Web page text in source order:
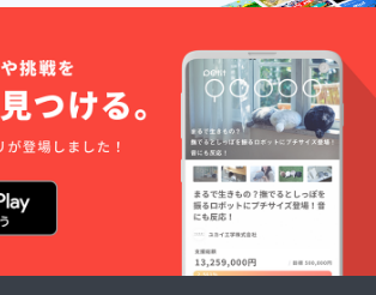
使用。
光、高
温多湿
を避け
保存し
てくだ
さい。
開封後
はなる
べくお
お召し
上がり
くださ
い。 ■
茶６ｐ
パック
茶葉
「やぶ
きた」
を使用
してい
ます。
海外品
渋みが
少なく
フルー